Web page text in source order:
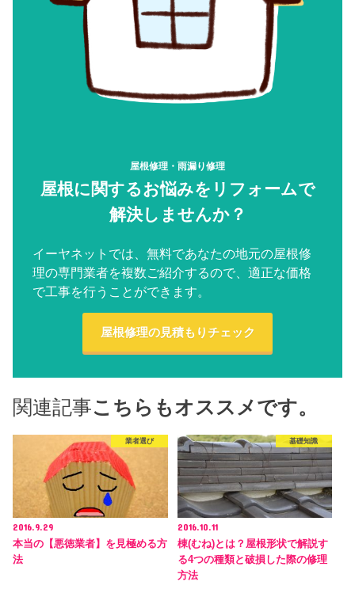
屋根修理・雨漏り修理
屋根に関するお悩みをリフォームで
解決しませんか？
イーヤネットでは、無料であなたの地元の屋根修
理の専門業者を複数ご紹介するので、適正な価格
で工事を行うことができます。
屋根修理の見積もりチェック
関連記事こちらもオススメです。
業者選び
2016.9.29
本当の【悪徳業者】を見極める方
法
基礎知識
2016.10.11
棟(むね)とは？屋根形状で解説す
る4つの種類と破損した際の修理
方法